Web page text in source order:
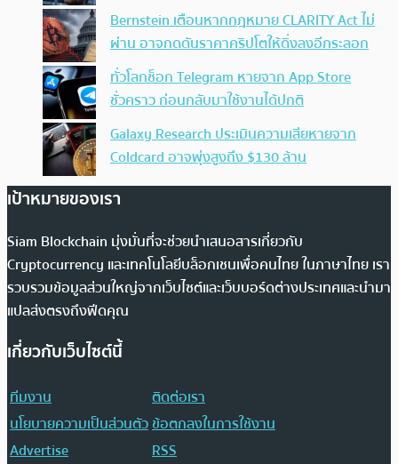
Bernstein เตือนหากกฎหมาย CLARITY Act ไม่
ผ่าน อาจกดดันราคาคริปโตให้ดิ่งลงอีกระลอก
ทั่วโลกช็อก Telegram หายจาก App Store
ชั่วคราว ก่อนกลับมาใช้งานได้ปกติ
Galaxy Research ประเมินความเสียหายจาก
Coldcard อาจพุ่งสูงถึง $130 ล้าน
เป้าหมายของเรา
Siam Blockchain มุ่งมั่นที่จะช่วยนำเสนอสารเกี่ยวกับ
Cryptocurrency และเทคโนโลยีบล็อกเชนเพื่อคนไทย ในภาษาไทย เรา
รวบรวมข้อมูลส่วนใหญ่จากเว็บไซต์และเว็บบอร์ดต่างประเทศและนำมา
แปลส่งตรงถึงฟีดคุณ
เกี่ยวกับเว็บไซต์นี้
ทีมงาน
ติดต่อเรา
นโยบายความเป็นส่วนตัวข้อตกลงในการใช้งาน
Advertise
RSS